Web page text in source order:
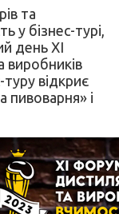
та
у бізнес-турі,
день XI
виробників
туру відкриє
пивоварня» і